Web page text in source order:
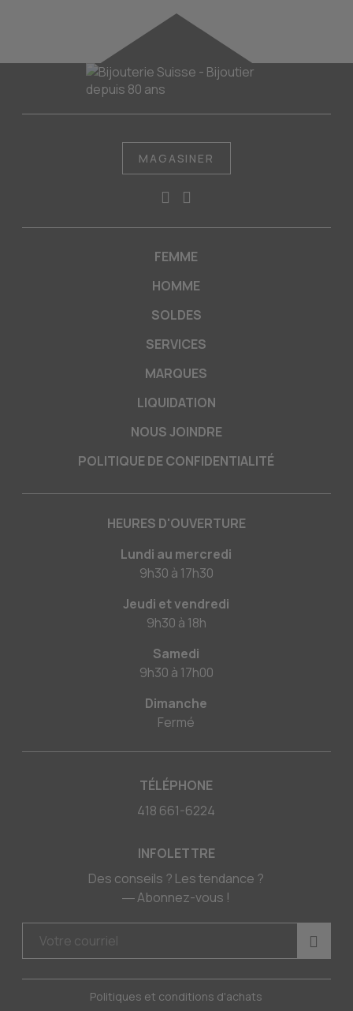
MAGASINER
FEMME
HOMME
SOLDES
SERVICES
MARQUES
LIQUIDATION
NOUS JOINDRE
POLITIQUE DE CONFIDENTIALITÉ
HEURES D'OUVERTURE
Lundi au mercredi
9h30 à 17h30
Jeudi et vendredi
9h30 à 18h
Samedi
9h30 à 17h00
Dimanche
Fermé
TÉLÉPHONE
418 661-6224
INFOLETTRE
Des conseils ? Les tendance ?
― Abonnez-vous !
Politiques et conditions d'achats